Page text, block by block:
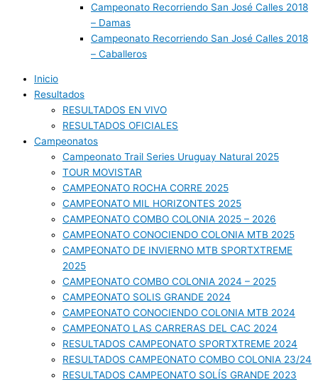
Campeonato Recorriendo San José Calles 2018
– Damas
Campeonato Recorriendo San José Calles 2018
– Caballeros
Inicio
Resultados
RESULTADOS EN VIVO
RESULTADOS OFICIALES
Campeonatos
Campeonato Trail Series Uruguay Natural 2025
TOUR MOVISTAR
CAMPEONATO ROCHA CORRE 2025
CAMPEONATO MIL HORIZONTES 2025
CAMPEONATO COMBO COLONIA 2025 – 2026
CAMPEONATO CONOCIENDO COLONIA MTB 2025
CAMPEONATO DE INVIERNO MTB SPORTXTREME
2025
CAMPEONATO COMBO COLONIA 2024 – 2025
CAMPEONATO SOLIS GRANDE 2024
CAMPEONATO CONOCIENDO COLONIA MTB 2024
CAMPEONATO LAS CARRERAS DEL CAC 2024
RESULTADOS CAMPEONATO SPORTXTREME 2024
RESULTADOS CAMPEONATO COMBO COLONIA 23/24
RESULTADOS CAMPEONATO SOLÍS GRANDE 2023